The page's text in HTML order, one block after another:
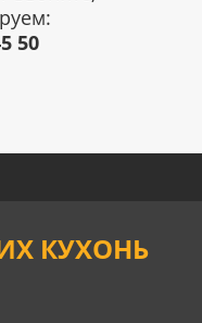
50
КУХОНЬ